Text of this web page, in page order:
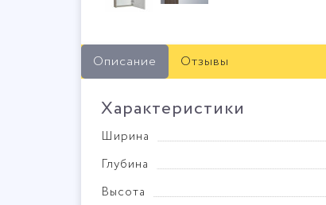
Описание Отзывы
Характеристики
Ширина
Глубина
Высота